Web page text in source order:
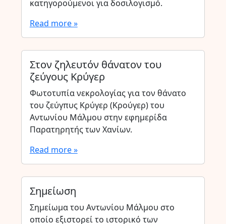
κατηγορούμενοι για δοσιλογισμό.
Read more »
Στον ζηλευτόν θάνατον του
ζεύγους Κρύγερ
Φωτοτυπία νεκρολογίας για τον θάνατο
του ζεύγπυς Κρύγερ (Κρούγερ) του
Αντωνίου Μάλμου στην εφημερίδα
Παρατηρητής των Χανίων.
Read more »
Σημείωση
Σημείωμα του Αντωνίου Μάλμου στο
οποίο εξιστορεί το ιστορικό των